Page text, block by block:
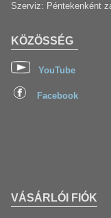
Szerviz: Péntekenként
VÁSÁRLÓI FIÓK
KÖZÖSSÉG
YouTube
Facebook